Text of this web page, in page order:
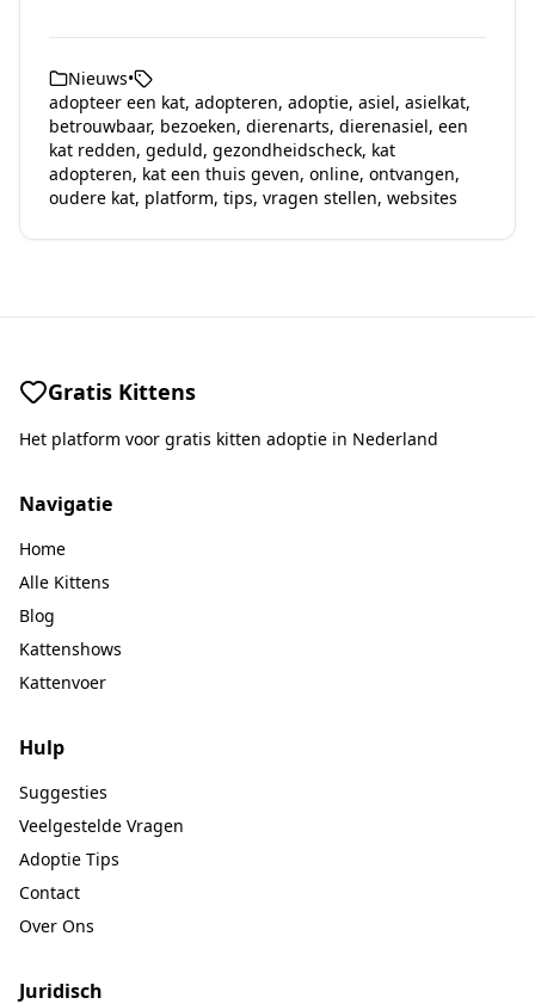
Nieuws•
adopteer een kat, adopteren, adoptie, asiel, asielkat,
betrouwbaar, bezoeken, dierenarts, dierenasiel, een
kat redden, geduld, gezondheidscheck, kat
adopteren, kat een thuis geven, online, ontvangen,
oudere kat, platform, tips, vragen stellen, websites
Gratis Kittens
Het platform voor gratis kitten adoptie in Nederland
Navigatie
Home
Alle Kittens
Blog
Kattenshows
Kattenvoer
Hulp
Suggesties
Veelgestelde Vragen
Adoptie Tips
Contact
Over Ons
Juridisch